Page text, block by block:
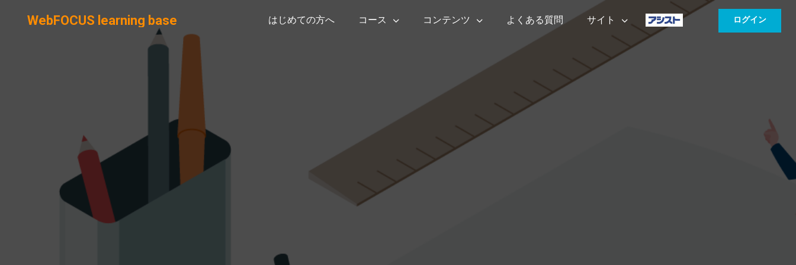
WebFOCUS learning base はじめての方へ コース コンテンツ よくある質問 サイト ログイン